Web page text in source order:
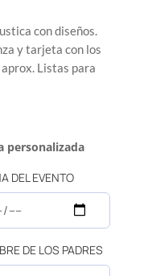
con diseños.
y tarjeta con los
Listas para
personalizada
DEL EVENTO
DE LOS PADRES